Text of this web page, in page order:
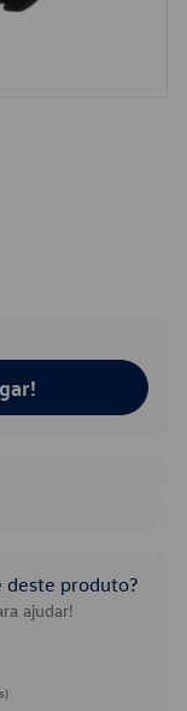
deste produto?
ajudar!